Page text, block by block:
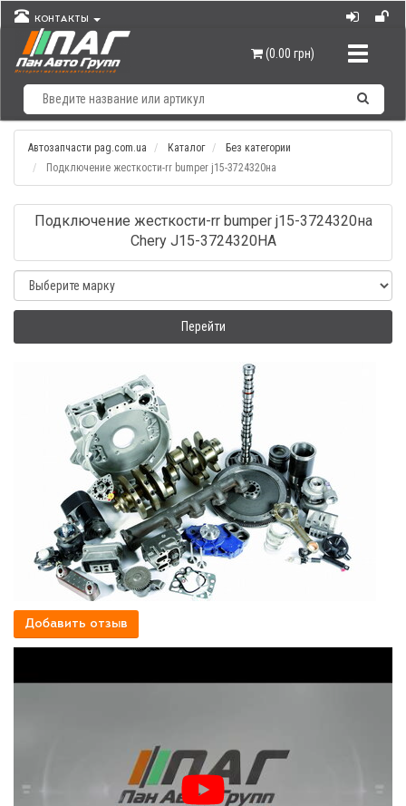
КОНТАКТЫ
(0.00 грн)
Автозапчасти pag.com.ua Каталог
Без категории
Подключение жесткости-rr bumper j15-3724320на
Подключение жесткости-rr bumper j15-3724320на
Chery J15-3724320HA
Перейти
Добавить отзыв